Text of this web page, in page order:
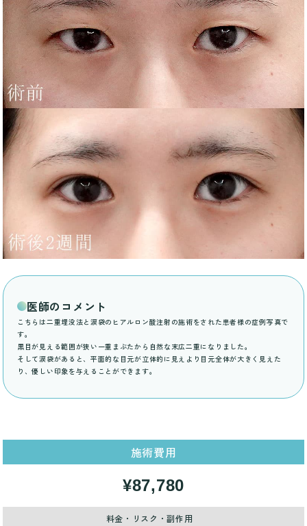
医師のコメント
こちらは二重埋没法と涙袋のヒアルロン酸注射の施術をされた患者様の症例写真で
す。
黒目が見える範囲が狭い一重まぶたから自然な末広二重になりました。
そして涙袋があると、平面的な目元が立体的に見えより目元全体が大きく見えた
り、優しい印象を与えることができます。
施術費用
¥87,780
料金・リスク・副作用